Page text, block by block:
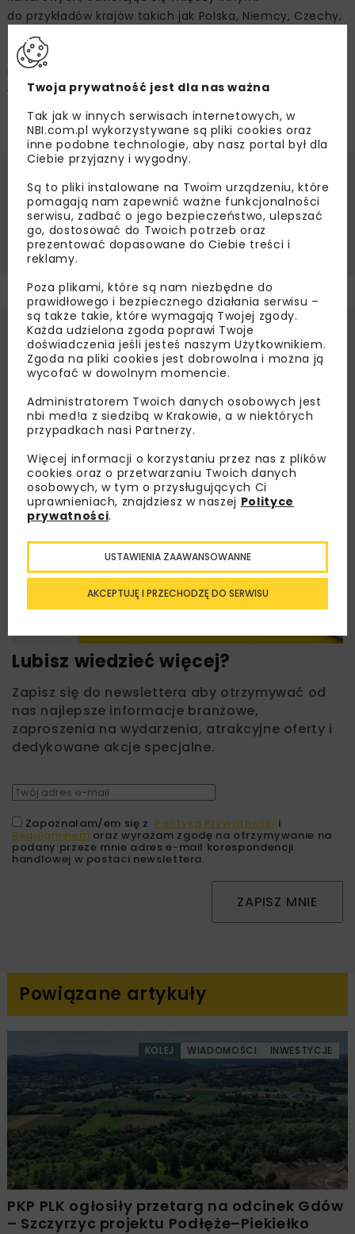
do przykładów krajów takich jak Polska, Niemcy, Czechy,
Słowacja, Litwa, Australia oraz Hiszpania, pomogły
zorganizowane webinary oraz warsztaty, podczas
których pracownicy mający największe doświadczenie
w realizacjach poza granicami Polki dzieli się
z młodszymi pracownikami praktyczną wiedzą.
Źródło: Budimex SA, www.media.budimex.pl
BUDIMEX BUDOWNICTWO
FINANCIAL TIMES
KOBIETY
KOBIETY BUDOWNICTWO
Lubisz wiedzieć więcej?
Zapisz się do newslettera aby otrzymywać od
nas najlepsze informacje branżowe,
zaproszenia na wydarzenia, atrakcyjne oferty i
dedykowane akcje specjalne.
Zapoznałam/em się z Polityką Prywatności i
Regulaminem oraz wyrażam zgodę na otrzymywanie na
podany przeze mnie adres e-mail korespondencji
handlowej w postaci newslettera.
ZAPISZ MNIE
Powiązane artykuły
KOLEJ WIADOMOŚCI INWESTYCJE
PKP PLK ogłosiły przetarg na odcinek Gdów
– Szczyrzyc projektu Podłęże–Piekiełko
Twoja prywatność jest dla nas ważna
Tak jak w innych serwisach internetowych, w
NBI.com.pl wykorzystywane są pliki cookies oraz
inne podobne technologie, aby nasz portal był dla
Ciebie przyjazny i wygodny.
Są to pliki instalowane na Twoim urządzeniu, które
pomagają nam zapewnić ważne funkcjonalności
serwisu, zadbać o jego bezpieczeństwo, ulepszać
go, dostosować do Twoich potrzeb oraz
prezentować dopasowane do Ciebie treści i
reklamy.
Poza plikami, które są nam niezbędne do
prawidłowego i bezpiecznego działania serwisu –
są także takie, które wymagają Twojej zgody.
Każda udzielona zgoda poprawi Twoje
doświadczenia jeśli jesteś naszym Użytkownikiem.
Zgoda na pliki cookies jest dobrowolna i można ją
wycofać w dowolnym momencie.
Administratorem Twoich danych osobowych jest
nbi med!a z siedzibą w Krakowie, a w niektórych
przypadkach nasi Partnerzy.
Więcej informacji o korzystaniu przez nas z plików
cookies oraz o przetwarzaniu Twoich danych
osobowych, w tym o przysługujących Ci
uprawnieniach, znajdziesz w naszej Polityce
prywatności.
AKCEPTUJĘ I PRZECHODZĘ DO SERWISU
USTAWIENIA ZAAWANSOWANNE